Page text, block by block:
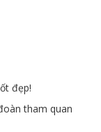
đẹp!
tham quan